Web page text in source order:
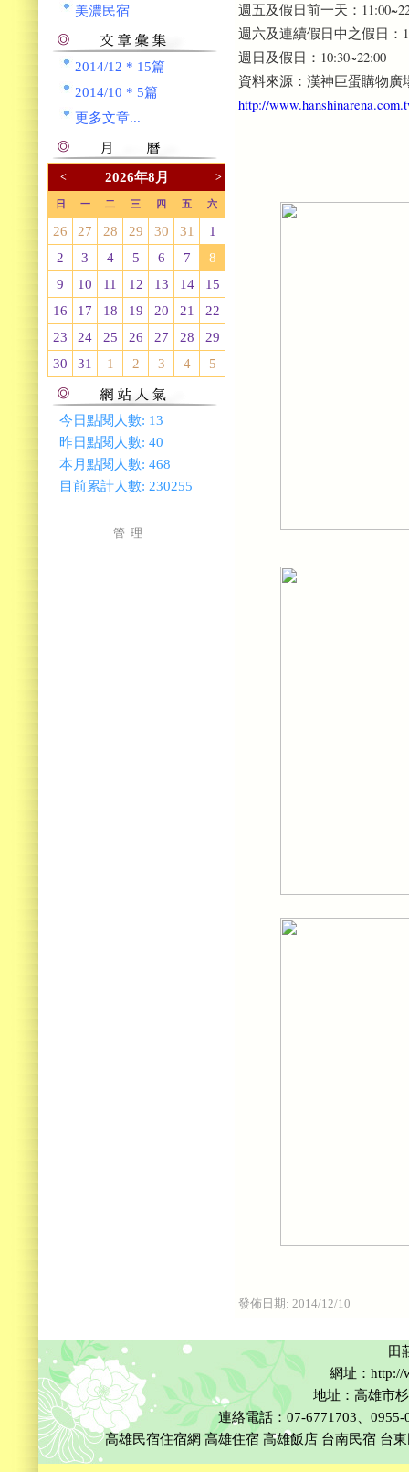
美濃民宿
2014/12 * 15篇
2014/10 * 5篇
更多文章...
< 2026年8月 >
日 一 二 三 四 五 六
26 27 28 29 30 31
1
2
3 4 5 6 7
8
9
10 11 12 13 14
15
16
17 18 19 20 21
22
23
24 25 26 27 28
29
30
31 1 2 3 4 5
今日點閱人數: 13
昨日點閱人數: 40
本月點閱人數: 468
目前累計人數: 230255
管 理
週五及假日前一天：
週六及連續假日中之假日：
週日及假日：10:30~22:00
資料來源：漢神巨蛋購物廣
http://
發佈日期: 2014/12/10
田
網址：http://
地址：高雄市
連絡電話：07-6771703、
高雄民宿住宿網 高雄住宿 高雄飯店 台南民宿 台